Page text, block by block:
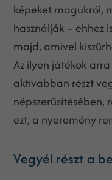
képeket magukról,
használják – ehhez
majd, amivel
Az ilyen játékok
aktívabban részt
népszerűsítésében,
ezt, a nyeremény
Vegyél részt a